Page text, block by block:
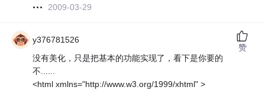
2009-03-29
y376781526
没有美化，只是把基本的功能实现了，看下是你要的
不......
<html xmlns="http://www.w3.org/1999/xhtml" >
赞